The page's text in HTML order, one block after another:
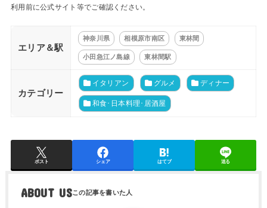
利用前に公式サイト等でご確認ください。
エリア＆駅
神奈川県 相模原市南区 東林間
小田急江ノ島線 東林間駅
カテゴリー
イタリアン グルメ ディナー
和食･日本料理･居酒屋
ポスト シェア はてブ 送る
ABOUT US